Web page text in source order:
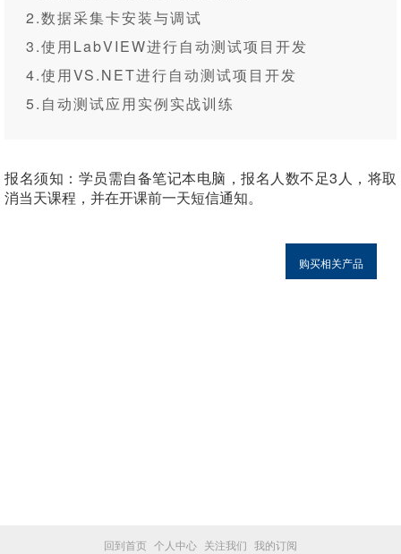
2.数据采集卡安装与调试
3.使用LabVIEW进行自动测试项目开发
4.使用VS.NET进行自动测试项目开发
5.自动测试应用实例实战训练
报名须知： 学员需自备笔记本电脑，报名人数不足3人，将取
消当天课程，并在开课前一天短信通知。
购买相关产品
回到首页 个人中心 关注我们 我的订阅